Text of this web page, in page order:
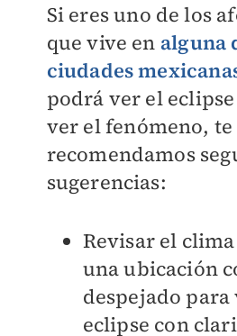
Si eres uno de los
que vive en alguna
ciudades
podrá ver el
ver el fenómeno, te
recomendamos
sugerencias:
Revisar el
una ubicación
despejado para
eclipse con